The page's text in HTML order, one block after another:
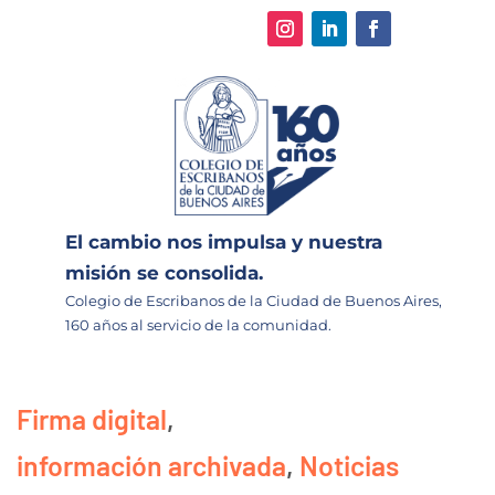
El cambio nos impulsa y nuestra
misión se consolida.
Colegio de Escribanos de la Ciudad de Buenos Aires,
160 años al servicio de la comunidad.
Firma digital,
información archivada, Noticias